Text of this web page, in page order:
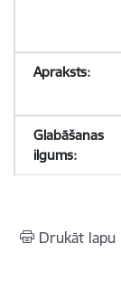
Drukāt lapu